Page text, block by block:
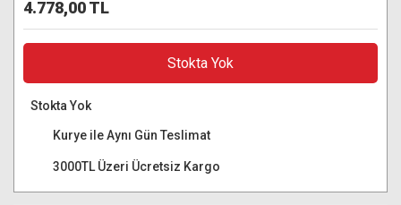
4.778,00 TL
Stokta Yok
Stokta Yok
Kurye ile Aynı Gün Teslimat
3000TL Üzeri Ücretsiz Kargo